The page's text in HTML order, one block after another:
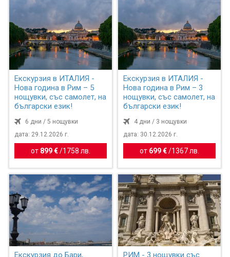
Екскурзия в ИТАЛИЯ -
Нова година в Рим – 5
нощувки, със самолет, на
български език!
6 дни / 5 нощувки
дата: 29.12.2026 г.
от 899 € / 1758 лв.
Екскурзия в ИТАЛИЯ -
Нова година в Рим – 3
нощувки, със самолет, на
български език!
4 дни / 3 нощувки
дата: 30.12.2026 г.
от 699 €/ 1367 лв.
Екскурзия до Бари,
РИМ - 3 нощувки със